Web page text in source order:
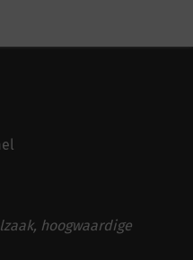
hoogwaardige